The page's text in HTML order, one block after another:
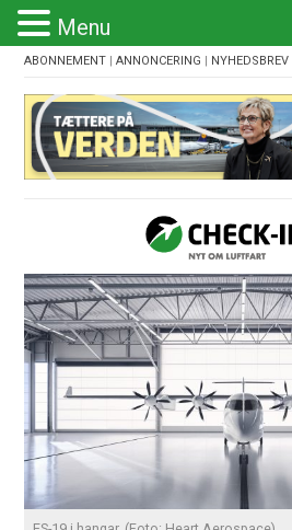
ABONNEMENT |ANNONCERING | NYHEDSBREV
Menu